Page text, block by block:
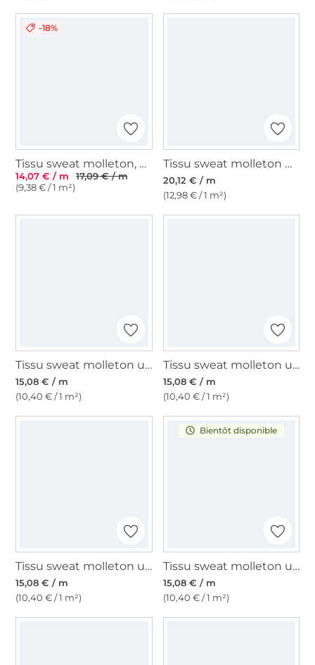
-18%
Tissu sweat molleton, menthe
14,07 € / m
17,09 € / m
(9,38 € / 1 m²)
Tissu sweat molleton Coeurs Big Hearts, menthe foncé
20,12 € / m
(12,98 € / 1 m²)
Tissu sweat molleton uni, beige
15,08 € / m
(10,40 € / 1 m²)
Tissu sweat molleton uni, vert pâle
15,08 € / m
(10,40 € / 1 m²)
Tissu sweat molleton uni, taupe
15,08 € / m
(10,40 € / 1 m²)
Bientôt disponible
Tissu sweat molleton uni, rose clair
15,08 € / m
(10,40 € / 1 m²)